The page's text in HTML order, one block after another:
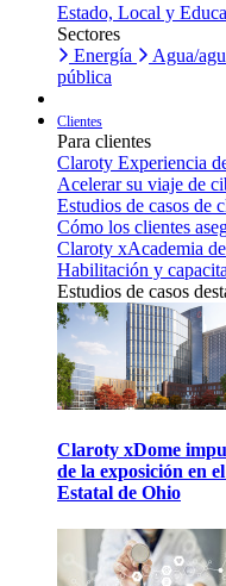
Estado, Local y
Sectores
Energía
Agua/
pública
Clientes
Para clientes
Claroty Experiencia
Acelerar su viaje de
Estudios de casos de
Cómo los clientes
Claroty xAcademia
Habilitación y
Estudios de casos
Claroty xDome
de la exposición en
Estatal de Ohio